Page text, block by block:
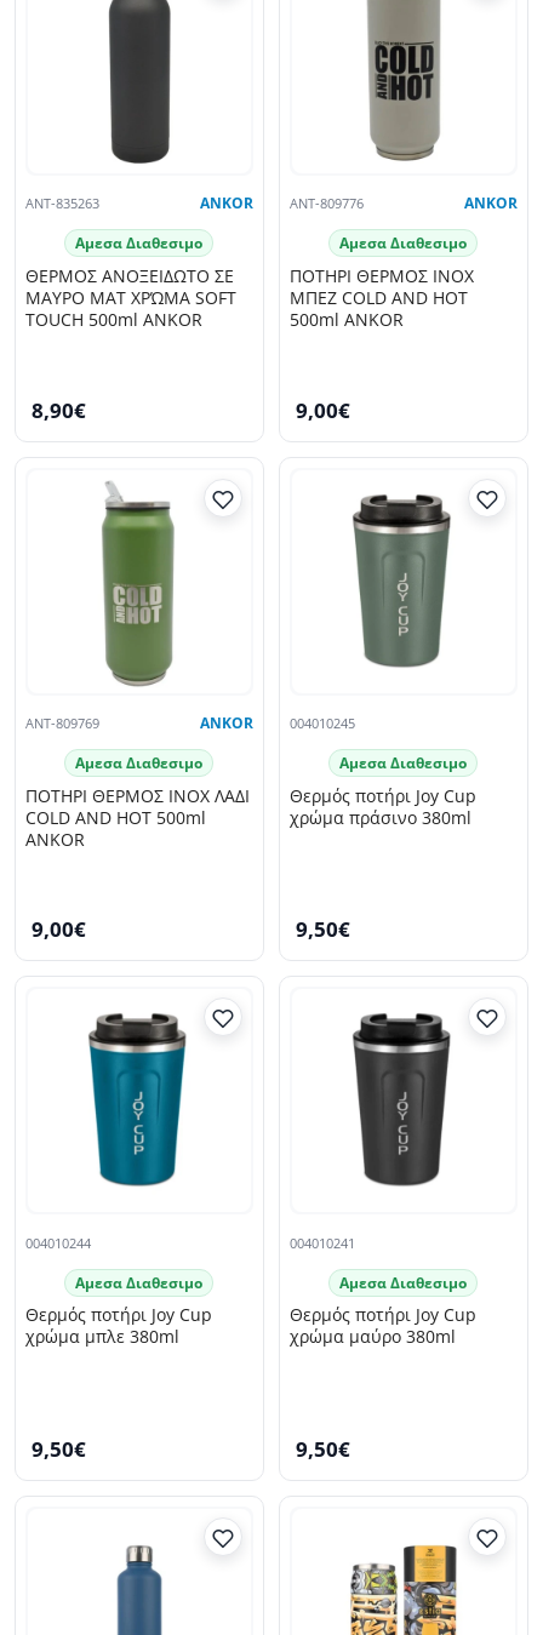
ANT-835263 ANKOR
Αμεσα Διαθεσιμο
ΘΕΡΜΟΣ ΑΝΟΞΕΙΔΩΤΟ ΣΕ
ΜΑΥΡΟ ΜΑΤ ΧΡΏΜΑ SOFT
TOUCH 500ml ANKOR
8,90€
ANT-809776 ANKOR
Αμεσα Διαθεσιμο
ΠΟΤΗΡΙ ΘΕΡΜΟΣ INOX
ΜΠΕΖ COLD AND HOT
500ml ANKOR
9,00€
ANT-809769 ANKOR
Αμεσα Διαθεσιμο
ΠΟΤΗΡΙ ΘΕΡΜΟΣ INOX ΛΑΔΙ
COLD AND HOT 500ml
ANKOR
9,00€
004010245
Αμεσα Διαθεσιμο
Θερμός ποτήρι Joy Cup
χρώμα πράσινο 380ml
9,50€
004010244
Αμεσα Διαθεσιμο
Θερμός ποτήρι Joy Cup
χρώμα μπλε 380ml
9,50€
004010241
Αμεσα Διαθεσιμο
Θερμός ποτήρι Joy Cup
χρώμα μαύρο 380ml
9,50€